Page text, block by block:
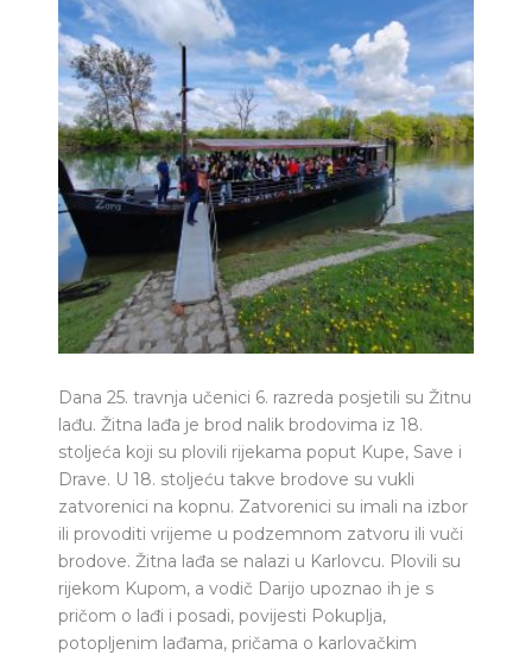
Dana 25. travnja učenici 6. razreda posjetili su Žitnu
lađu. Žitna lađa je brod nalik brodovima iz 18.
stoljeća koji su plovili rijekama poput Kupe, Save i
Drave. U 18. stoljeću takve brodove su vukli
zatvorenici na kopnu. Zatvorenici su imali na izbor
ili provoditi vrijeme u podzemnom zatvoru ili vuči
brodove. Žitna lađa se nalazi u Karlovcu. Plovili su
rijekom Kupom, a vodič Darijo upoznao ih je s
pričom o lađi i posadi, povijesti Pokuplja,
potopljenim lađama, pričama o karlovačkim